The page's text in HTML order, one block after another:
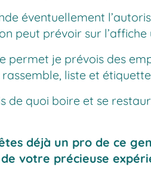
éventuellement
peut prévoir sur
permet je prévois des
liste et
de quoi boire et se
déjà un pro de ce
votre précieuse